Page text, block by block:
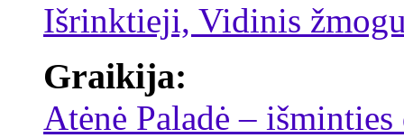
Išrinktieji, Vidinis
Graikija:
Atėnė Paladė – išminties